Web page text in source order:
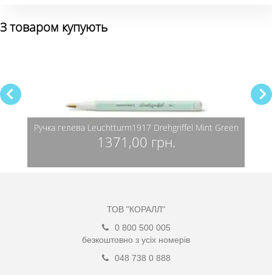
З товаром купують
Ручка гелева Leuchtturm1917 Drehgriffel Mint Green
1371,00 грн.
ТОВ "КОРАЛЛ"
0 800 500 005
безкоштовно з усіх номерів
048 738 0 888